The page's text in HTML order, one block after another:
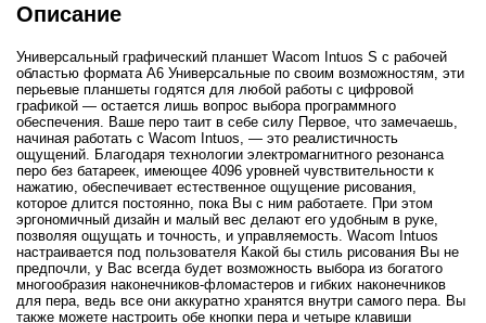
Описание
Универсальный графический планшет Wacom Intuos S с рабочей
областью формата А6 Универсальные по своим возможностям, эти
перьевые планшеты годятся для любой работы с цифровой
графикой — остается лишь вопрос выбора программного
обеспечения. Ваше перо таит в себе силу Первое, что замечаешь,
начиная работать с Wacom Intuos, — это реалистичность
ощущений. Благодаря технологии электромагнитного резонанса
перо без батареек, имеющее 4096 уровней чувствительности к
нажатию, обеспечивает естественное ощущение рисования,
которое длится постоянно, пока Вы с ним работаете. При этом
эргономичный дизайн и малый вес делают его удобным в руке,
позволяя ощущать и точность, и управляемость. Wacom Intuos
настраивается под пользователя Какой бы стиль рисования Вы не
предпочли, у Вас всегда будет возможность выбора из богатого
многообразия наконечников-фломастеров и гибких наконечников
для пера, ведь все они аккуратно хранятся внутри самого пера. Вы
также можете настроить обе кнопки пера и четыре клавиши